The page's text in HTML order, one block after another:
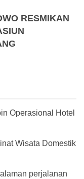
RESMIKAN
Operasional Hotel
Wisata Domestik
perjalanan